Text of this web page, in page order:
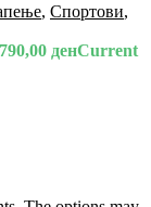
, Спортови,
790,00 денCurrent